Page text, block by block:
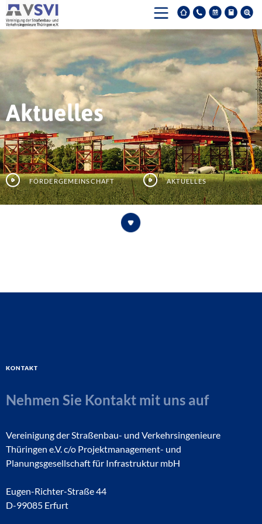
Aktuelles
Fördergemeinschaft Aktuelles
Kontakt
Nehmen Sie Kontakt mit uns auf
Vereinigung der Straßenbau- und Verkehrsingenieure
Thüringen e.V. c/o Projektmanagement- und
Planungsgesellschaft für Infrastruktur mbH
Eugen-Richter-Straße 44
D-99085 Erfurt